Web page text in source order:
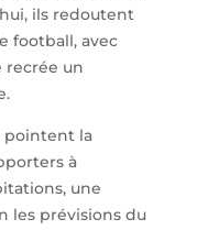
ils redoutent
football, avec
recrée un
pointent la
à
une
les prévisions du